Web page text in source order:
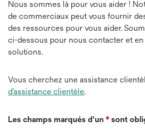
Nous sommes là pour vous aider !
de commerciaux peut vous fournir
des ressources pour vous aider.
ci-dessous pour nous contacter et
solutions.
Vous cherchez une assistance
d’assistance clientèle.
Les champs marqués d'un * sont